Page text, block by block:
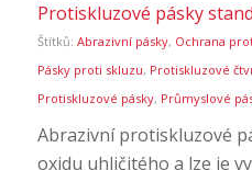
Protiskluzové pásky
Štítků: Abrazivní pásky, Ochrana
Pásky proti skluzu, Protiskluzové
Protiskluzové pásky, Průmyslové
Abrazivní protiskluzové
oxidu uhličitého a lze je